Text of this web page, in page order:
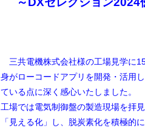
三共電機株式会社様の工場見学に
身がローコードアプリを開発・活用
ている点に深く感心いたしました。
工場では電気制御盤の製造現場を拝
「見える化」し、脱炭素化を積極的